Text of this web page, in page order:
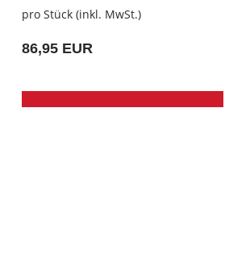
pro Stück (inkl. MwSt.)
86,95 EUR